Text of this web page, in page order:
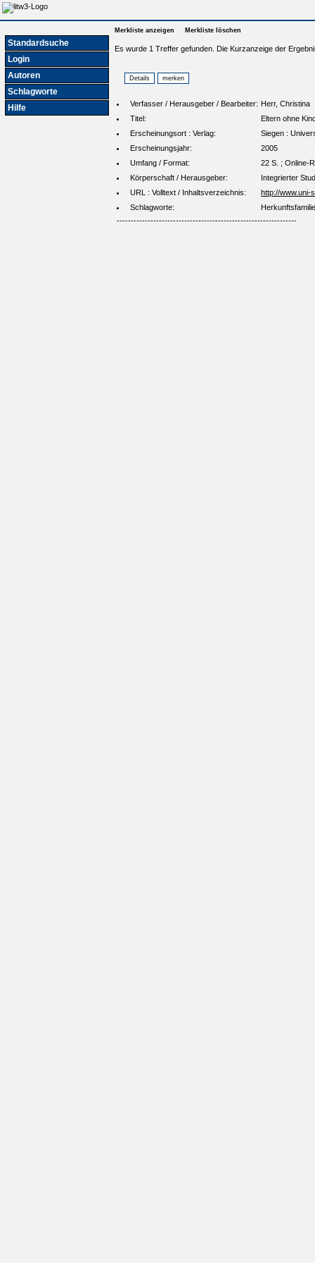
Standardsuche
Login
Autoren
Schlagworte
Hilfe
Merkliste anzeigen Merkliste löschen
Es wurde 1 Treffer gefunden. Die Kurzanzeige der
Verfasser / Herausgeber / Bearbeiter: Herr, Christina
Titel:
Eltern ohne
Erscheinungsort : Verlag:
Siegen :
Erscheinungsjahr:
2005
Umfang / Format:
22 S. ; Online-
Körperschaft / Herausgeber:
Integrierter
URL : Volltext / Inhaltsverzeichnis:
http://www.uni-
Schlagworte:
----------------------------------------------------------------